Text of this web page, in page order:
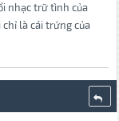
nhạc trữ tình của
là cái trứng của